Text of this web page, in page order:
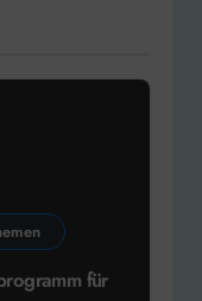
für